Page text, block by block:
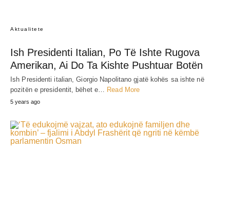
Aktualitete
Ish Presidenti Italian, Po Të Ishte Rugova
Amerikan, Ai Do Ta Kishte Pushtuar Botën
Ish Presidenti italian, Giorgio Napolitano gjatë kohës sa ishte në
pozitën e presidentit, bëhet e… Read More
5 years ago